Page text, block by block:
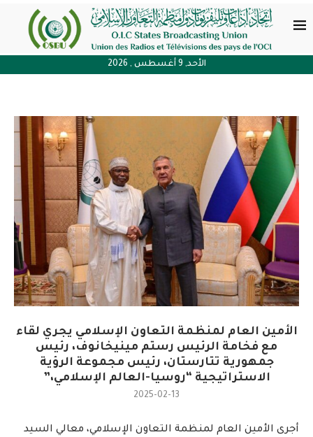
الأحد, 9 أغسطس , 2026
الأمين العام لمنظمة التعاون الإسلامي يجري لقاء
مع فخامة الرئيس رستم مينيخانوف، رئيس
جمهورية تتارستان، رئيس مجموعة الرؤية
الاستراتيجية “روسيا-العالم الإسلامي،”
2025-02-13
أجرى الأمين العام لمنظمة التعاون الإسلامي، معالي السيد